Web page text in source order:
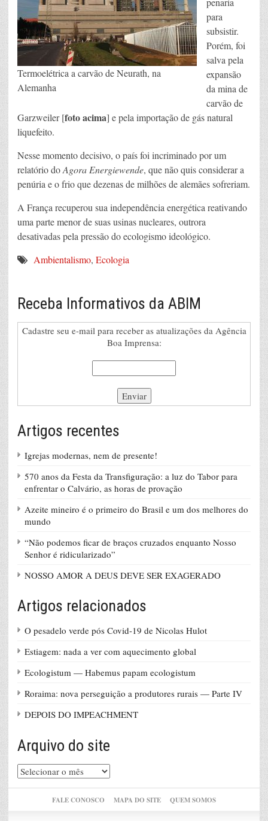
Termoelétrica a carvão de Neurath, na
Alemanha
para
subsistir.
Porém, foi
salva pela
expansão
da mina de
carvão de
Garzweiler [foto acima] e pela importação de gás natural
liquefeito.
Nesse momento decisivo, o país foi incriminado por um
relatório doAgora Energiewende, que não quis considerar a
penúria e o frio que dezenas de milhões de alemães sofreriam.
A França recuperou sua independência energética reativando
uma parte menor de suas usinas nucleares, outrora
desativadas pela pressão do ecologismo ideológico.
Ambientalismo, Ecologia
Receba Informativos da ABIM
Cadastre seu e-mail para receber as atualizações da Agência
Boa Imprensa:
Artigos recentes
Igrejas modernas, nem de presente!
570 anos da Festa da Transfiguração: a luz do Tabor para
enfrentar o Calvário, as horas de provação
Azeite mineiro é o primeiro do Brasil e um dos melhores do
mundo
“Não podemos ficar de braços cruzados enquanto Nosso
Senhor é ridicularizado”
NOSSO AMOR A DEUS DEVE SER EXAGERADO
Artigos relacionados
O pesadelo verde pós Covid-19 de Nicolas Hulot
Estiagem: nada a ver com aquecimento global
Ecologistum — Habemus papam ecologistum
Roraima: nova perseguição a produtores rurais — Parte IV
DEPOIS DO IMPEACHMENT
Arquivo do site
Arquivo
do
FALE CONOSCO MAPA DO SITE QUEM SOMOS